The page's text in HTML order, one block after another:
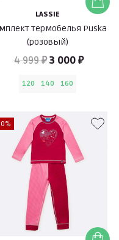
LASSIE
термобелья Puska
(розовый)
4 999 ₽3 000 ₽
120 140 160